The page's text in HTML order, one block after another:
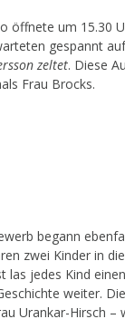
öffnete um 15.30
gespannt
zeltet. Diese
Frau Brocks.
begann
zwei Kinder in
las jedes Kind
weiter.
Urankar-Hirsch –